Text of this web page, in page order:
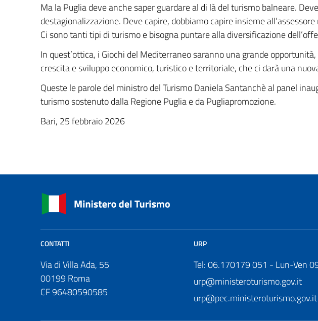
Ma la Puglia deve anche saper guardare al di là del turismo balneare.
destagionalizzazione. Deve capire, dobbiamo capire insieme
Ci sono tanti tipi di turismo e bisogna puntare alla diversificazione
In quest’ottica, i Giochi del Mediterraneo saranno una grande
crescita e sviluppo economico, turistico e territoriale, che ci darà una
Queste le parole del ministro del Turismo Daniela Santanchè al panel
turismo sostenuto dalla Regione Puglia e da Pugliapromozione.
Bari, 25 febbraio 2026
CONTATTI
Via di Villa Ada, 55
00199 Roma
CF 96480590585
URP
Tel: 06.170179 051 - Lun-Ven
urp@ministeroturismo.gov.it
urp@pec.ministeroturismo.gov.it